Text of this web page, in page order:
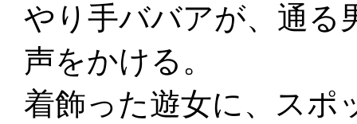
やり手ババアが、通る
声をかける。
着飾った遊女に、スポ